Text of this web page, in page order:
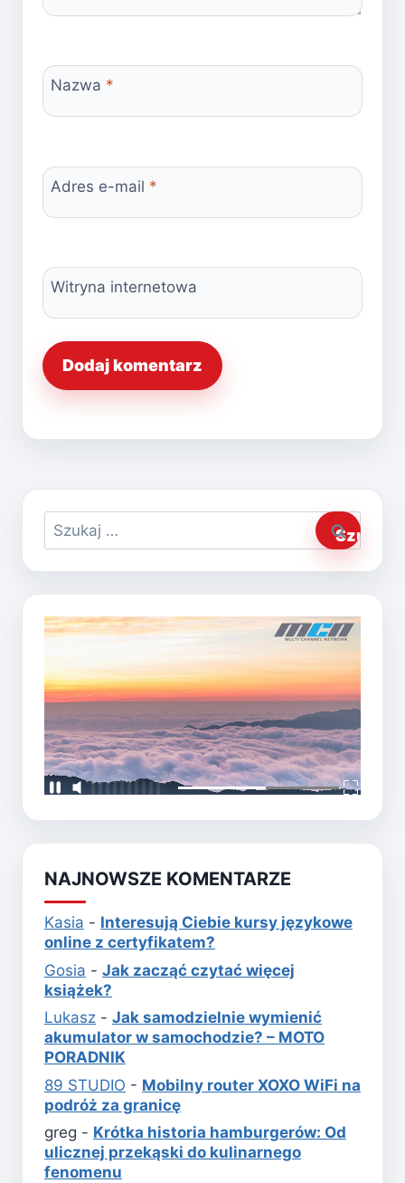
Nazwa *
Adres e-mail *
Witryna internetowa
Szukaj:
NAJNOWSZE KOMENTARZE
Kasia - Interesują Ciebie kursy językowe
online z certyfikatem?
Gosia - Jak zacząć czytać więcej
książek?
Lukasz - Jak samodzielnie wymienić
akumulator w samochodzie? – MOTO
PORADNIK
89 STUDIO - Mobilny router XOXO WiFi na
podróż za granicę
greg - Krótka historia hamburgerów: Od
ulicznej przekąski do kulinarnego
fenomenu